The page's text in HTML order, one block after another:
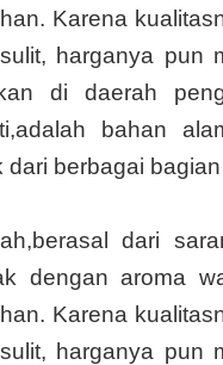
Karena
harganya pun
di daerah
bahan
berbagai
dari
dengan aroma
Karena
harganya pun